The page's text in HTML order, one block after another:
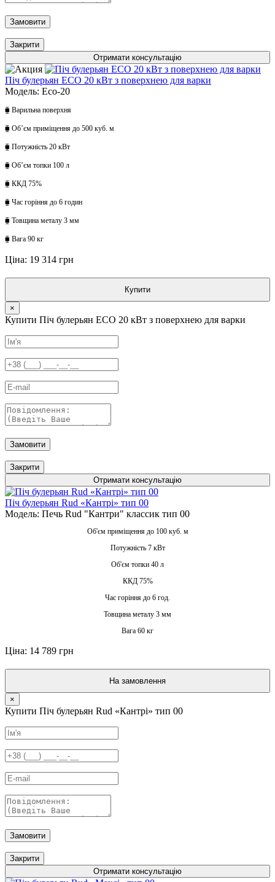
Замовити
Закрити
Отримати консультацію
Піч булерьян ECO 20 кВт з поверхнею для варки
Модель: Eco-20
⧯ Варильна поверхня
⧯ Обʼєм приміщення до 500 куб. м
⧯ Потужність 20 кВт
⧯ Обʼєм топки 100 л
⧯ ККД 75%
⧯ Час горіння до 6 годин
⧯ Товщина металу 3 мм
⧯ Вага 90 кг
Ціна: 19 314 грн
Купити
×
Купити Піч булерьян ECO 20 кВт з поверхнею для варки
Замовити
Закрити
Отримати консультацію
Піч булерьян Rud «Кантрі» тип 00
Модель: Печь Rud "Кантри" классик тип 00
Об'єм приміщення до 100 куб. м
Потужність 7 кВт
Об'єм топки 40 л
ККД 75%
Час горіння до 6 год.
Товщина металу 3 мм
Вага 60 кг
Ціна: 14 789 грн
На замовлення
×
Купити Піч булерьян Rud «Кантрі» тип 00
Замовити
Закрити
Отримати консультацію